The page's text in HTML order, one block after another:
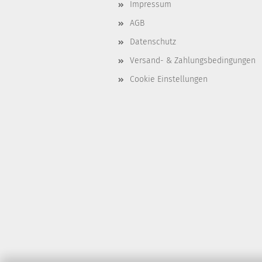
Impressum
AGB
Datenschutz
Versand- & Zahlungsbedingungen
Cookie Einstellungen